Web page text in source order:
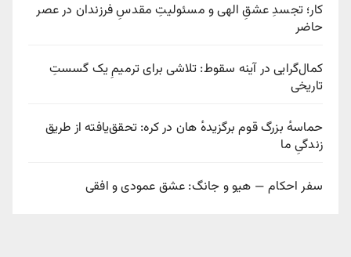
کار؛ تجسدِ عشقِ الهی و مسئولیتِ مقدسِ فرزندان در عصر
حاضر
کمال‌گرایی در آینه سقوط: تلاشی برای ترمیمِ یک گسستِ
تاریخی
حماسهٔ بزرگ قوم برگزیدهٔ هان در کره: تحقق‌یافته از طریق
زندگیِ ما
سفر احکام — هیو و جانگ: عشق عمودی و افقی